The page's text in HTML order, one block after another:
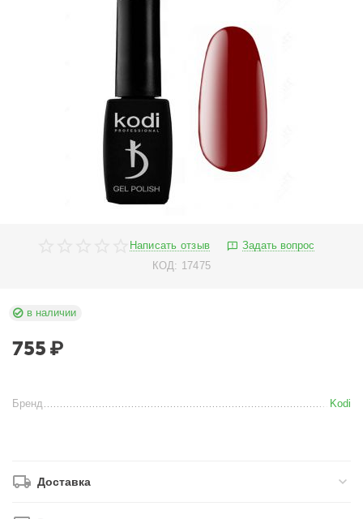
Написать отзыв
Задать вопрос
КОД: 17475
в наличии
755 ₽
Бренд Kodi
Доставка